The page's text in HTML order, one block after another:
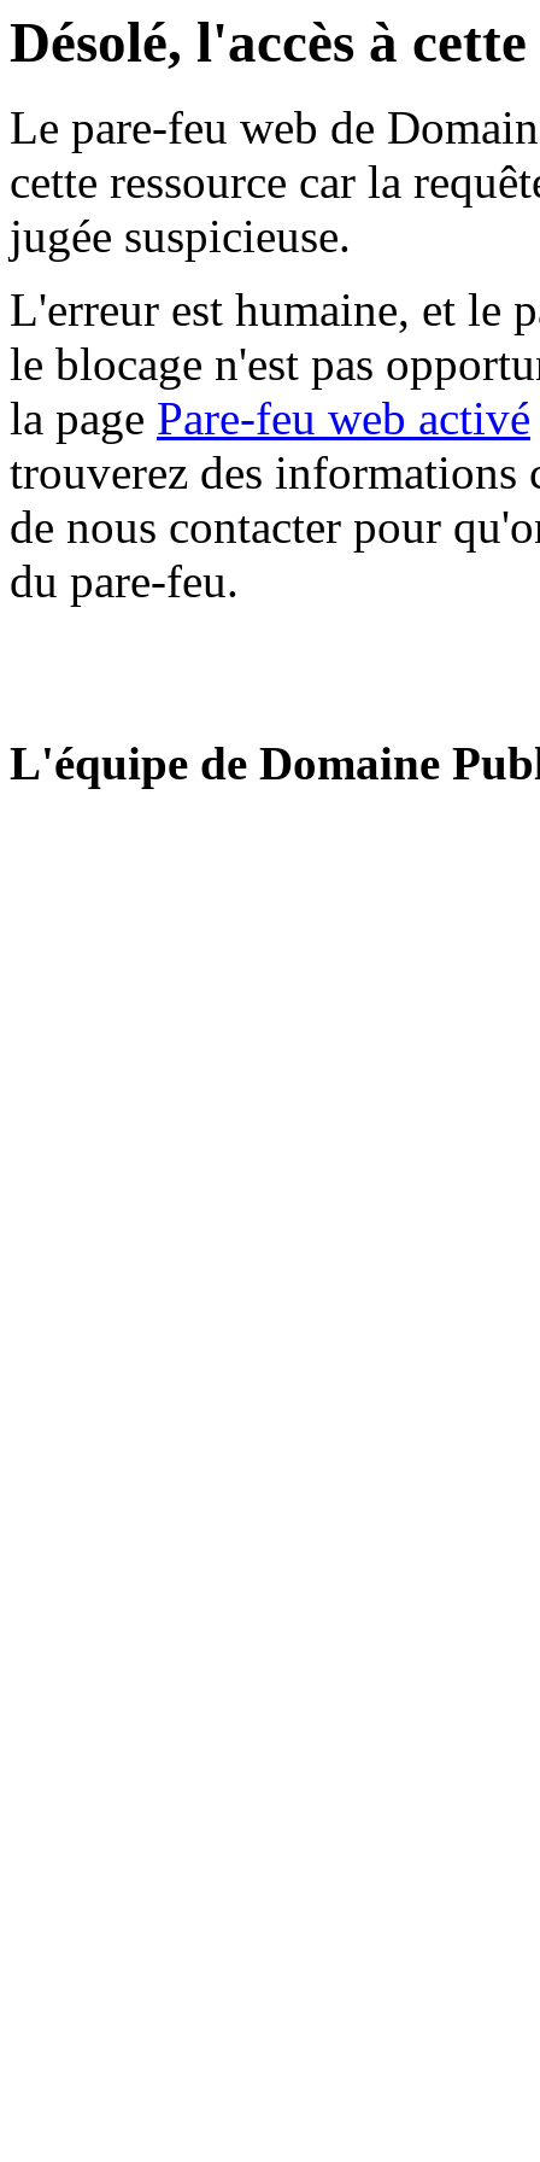
Désolé, l'accès à
Le pare-feu web de
cette ressource car la
jugée suspicieuse.
L'erreur est humaine, et le
le blocage n'est pas
la page Pare-feu web activé
trouverez des informations
de nous contacter pour
du pare-feu.
L'équipe de Domaine